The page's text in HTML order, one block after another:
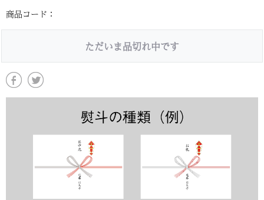
商品コード：
ただいま品切れ中です